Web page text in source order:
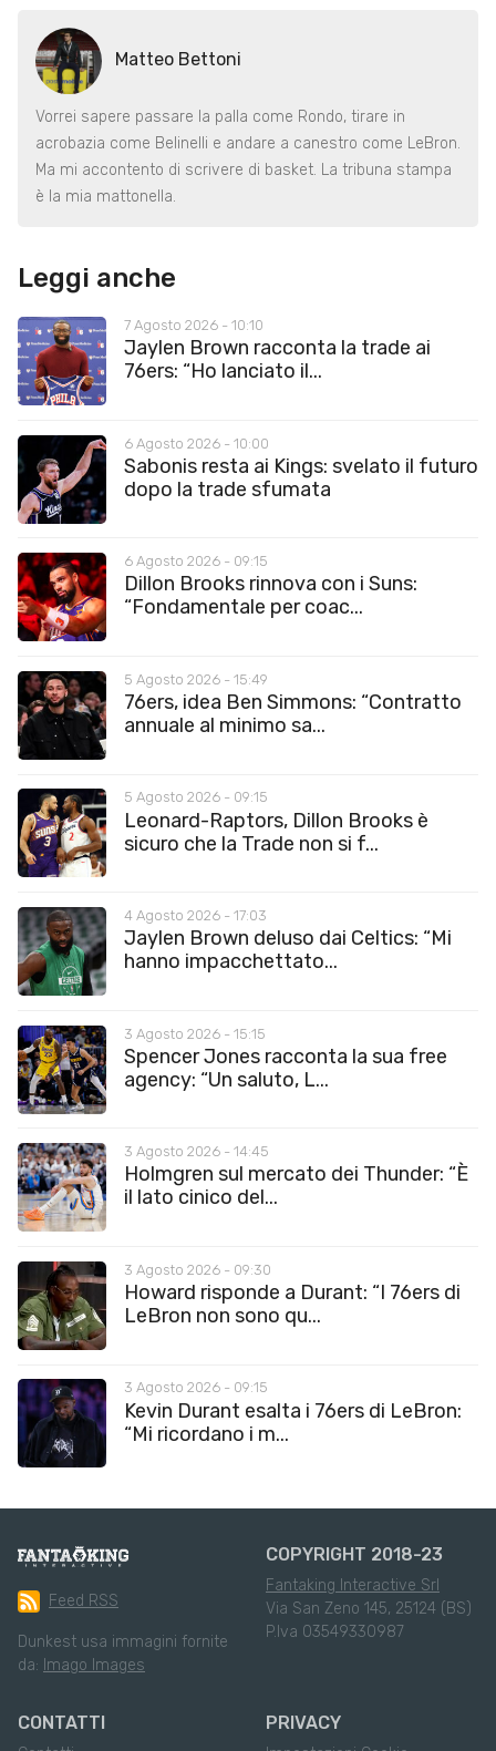
Matteo Bettoni
Vorrei sapere passare la palla come Rondo, tirare in
acrobazia come Belinelli e andare a canestro come LeBron.
Ma mi accontento di scrivere di basket. La tribuna stampa
è la mia mattonella.
Leggi anche
7 Agosto 2026 - 10:10
Jaylen Brown racconta la trade ai
76ers: “Ho lanciato il...
6 Agosto 2026 - 10:00
Sabonis resta ai Kings: svelato il futuro
dopo la trade sfumata
6 Agosto 2026 - 09:15
Dillon Brooks rinnova con i Suns:
“Fondamentale per coac...
5 Agosto 2026 - 15:49
76ers, idea Ben Simmons: “Contratto
annuale al minimo sa...
5 Agosto 2026 - 09:15
Leonard-Raptors, Dillon Brooks è
sicuro che la Trade non si f...
4 Agosto 2026 - 17:03
Jaylen Brown deluso dai Celtics: “Mi
hanno impacchettato...
3 Agosto 2026 - 15:15
Spencer Jones racconta la sua free
agency: “Un saluto, L...
3 Agosto 2026 - 14:45
Holmgren sul mercato dei Thunder: “È
il lato cinico del...
3 Agosto 2026 - 09:30
Howard risponde a Durant: “I 76ers di
LeBron non sono qu...
3 Agosto 2026 - 09:15
Kevin Durant esalta i 76ers di LeBron:
“Mi ricordano i m...
Feed RSS
Dunkest usa immagini fornite
da: Imago Images
COPYRIGHT 2018-23
Fantaking Interactive Srl
Via San Zeno 145, 25124 (BS)
P.Iva 03549330987
CONTATTI PRIVACY